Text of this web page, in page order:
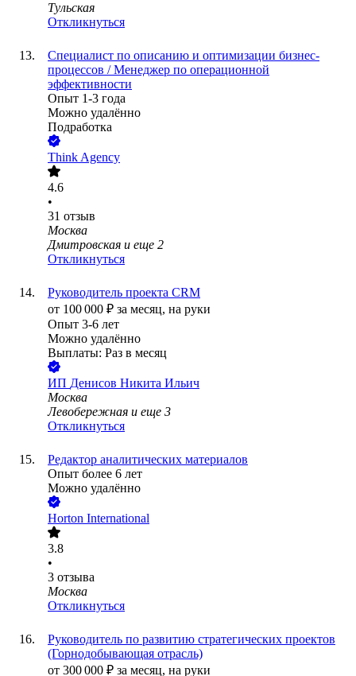
Тульская
Откликнуться
Специалист по описанию и оптимизации бизнес-
процессов / Менеджер по операционной
эффективности
Опыт 1-3 года
Можно удалённо
Подработка
Think Agency
4.6
•
31 отзыв
Москва
Дмитровская и еще 2
Откликнуться
Руководитель проекта CRM
от 100 000 ₽ за месяц, на руки
Опыт 3-6 лет
Можно удалённо
Выплаты: Раз в месяц
ИП Денисов Никита Ильич
Москва
Левобережная и еще 3
Откликнуться
Редактор аналитических материалов
Опыт более 6 лет
Можно удалённо
Horton International
3.8
•
3 отзыва
Москва
Откликнуться
Руководитель по развитию стратегических проектов
(Горнодобывающая отрасль)
от 300 000 ₽ за месяц, на руки